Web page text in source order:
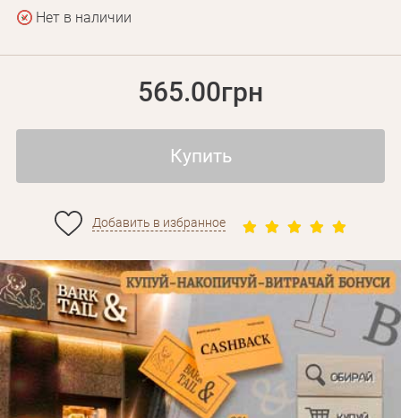
Нет в наличии
565.00грн
Купить
Добавить в избранное
Забыли пароль?
Личные данные